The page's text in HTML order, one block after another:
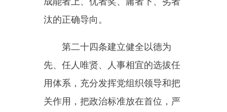
度，充分调动广大干部干事创业的
积极性主动性创造性。
第二十七条着眼党和国家事业
长远发展需要，坚持拓宽来源、优
化结构、改进方式、提高质量，从
各条战线、各个领域、各个行业发